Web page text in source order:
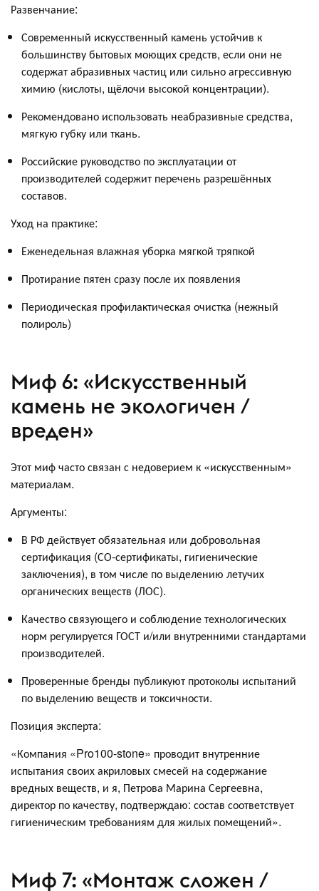
Развенчание:
Современный искусственный камень устойчив к
большинству бытовых моющих средств, если они не
содержат абразивных частиц или сильно агрессивную
химию (кислоты, щёлочи высокой концентрации).
Рекомендовано использовать неабразивные средства,
мягкую губку или ткань.
Российские руководство по эксплуатации от
производителей содержит перечень разрешённых
составов.
Уход на практике:
Еженедельная влажная уборка мягкой тряпкой
Протирание пятен сразу после их появления
Периодическая профилактическая очистка (нежный
полироль)
Миф 6: «Искусственный
камень не экологичен /
вреден»
Этот миф часто связан с недоверием к «искусственным»
материалам.
Аргументы:
В РФ действует обязательная или добровольная
сертификация (СО-сертификаты, гигиенические
заключения), в том числе по выделению летучих
органических веществ (ЛОС).
Качество связующего и соблюдение технологических
норм регулируется ГОСТ и/или внутренними стандартами
производителей.
Проверенные бренды публикуют протоколы испытаний
по выделению веществ и токсичности.
Позиция эксперта:
«Компания «Pro100-stone» проводит внутренние
испытания своих акриловых смесей на содержание
вредных веществ, и я, Петрова Марина Сергеевна,
директор по качеству, подтверждаю: состав соответствует
гигиеническим требованиям для жилых помещений».
Миф 7: «Монтаж сложен /